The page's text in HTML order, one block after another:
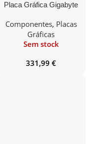
Placa Gráfica Gigabyte
WindForce OC GDDR6
DLSS 3.0
Componentes, Placas
Gráficas
Sem stock
331,99 €